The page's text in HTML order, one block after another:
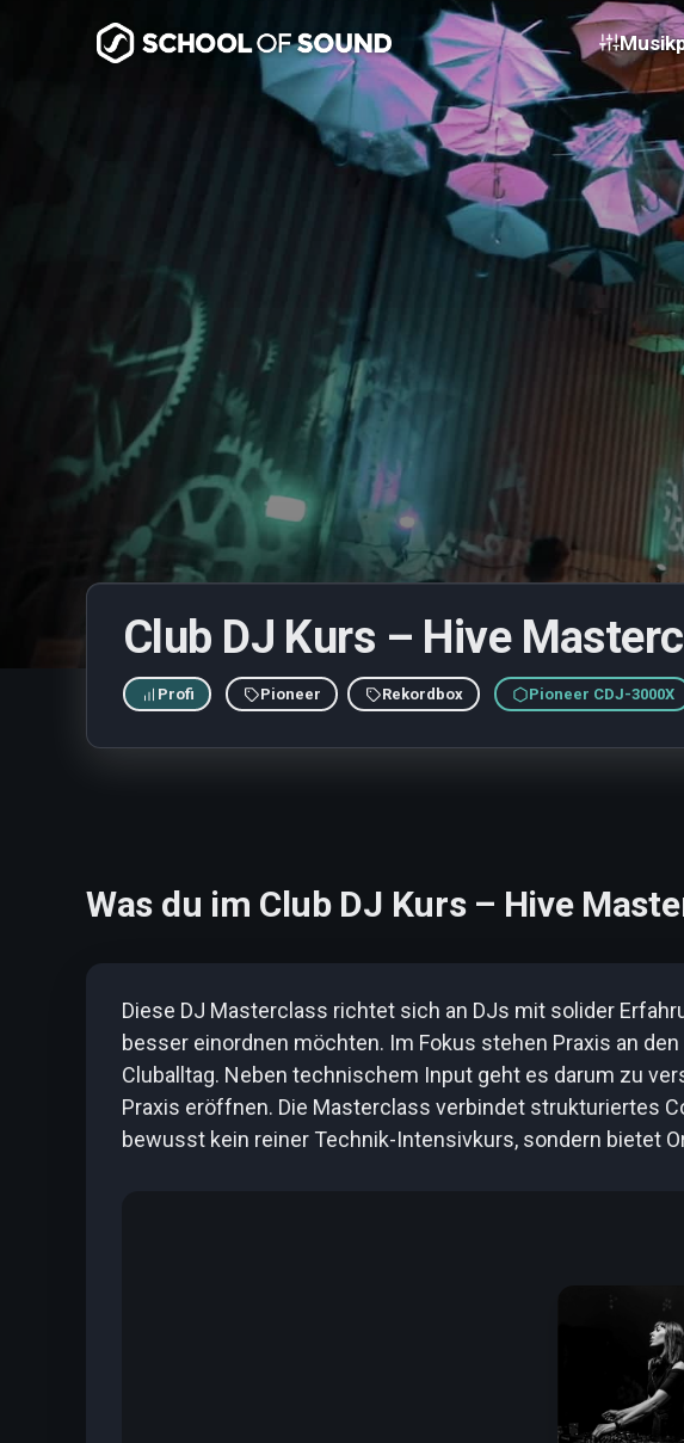
Club DJ Kurs – Hive
Profi Pioneer Rekordbox Pioneer CDJ-3000X
Was du im Club DJ Kurs – Hive
Diese DJ Masterclass richtet sich an DJs mit solider
besser einordnen möchten. Im Fokus stehen Praxis an
Cluballtag. Neben technischem Input geht es darum zu
Praxis eröffnen. Die Masterclass verbindet strukturiertes
bewusst kein reiner Technik-Intensivkurs, sondern bietet